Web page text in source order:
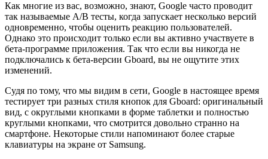
Как многие из вас, возможно, знают, Google часто проводит
так называемые A/B тесты, когда запускает несколько версий
одновременно, чтобы оценить реакцию пользователей.
Однако это происходит только если вы активно участвуете в
бета-программе приложения. Так что если вы никогда не
подключались к бета-версии Gboard, вы не ощутите этих
изменений.
Судя по тому, что мы видим в сети, Google в настоящее время
тестирует три разных стиля кнопок для Gboard: оригинальный
вид, с округлыми кнопками в форме таблетки и полностью
круглыми кнопками, что смотрится довольно странно на
смартфоне. Некоторые стили напоминают более старые
клавиатуры на экране от Samsung.